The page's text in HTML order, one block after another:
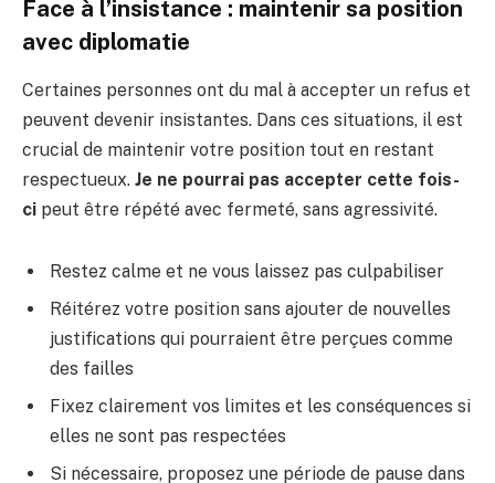
Face à l’insistance : maintenir sa position
avec diplomatie
Certaines personnes ont du mal à accepter un refus et
peuvent devenir insistantes. Dans ces situations, il est
crucial de maintenir votre position tout en restant
respectueux. Je ne pourrai pas accepter cette fois-
ci peut être répété avec fermeté, sans agressivité.
Restez calme et ne vous laissez pas culpabiliser
Réitérez votre position sans ajouter de nouvelles
justifications qui pourraient être perçues comme
des failles
Fixez clairement vos limites et les conséquences si
elles ne sont pas respectées
Si nécessaire, proposez une période de pause dans